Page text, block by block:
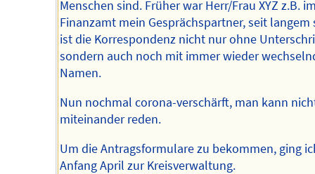
Menschen sind. Früher war Herr/Frau XYZ z.B.
Finanzamt mein Gesprächspartner, seit langem
ist die Korrespondenz nicht nur ohne
sondern auch noch mit immer wieder
Namen.
Nun nochmal corona-verschärft, man kann
miteinander reden.
Um die Antragsformulare zu bekommen, ging
Anfang April zur Kreisverwaltung.